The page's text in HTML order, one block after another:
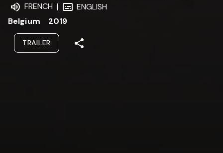
FRENCH
ENGLISH
Belgium
2019
TRAILER